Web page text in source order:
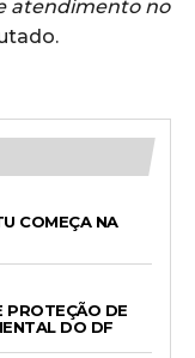
atendimento no
COMEÇA NA
PROTEÇÃO DE
DO DF